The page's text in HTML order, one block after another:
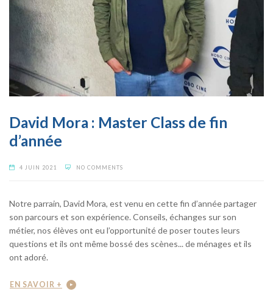
David Mora : Master Class de fin
d’année
4 JUIN 2021 NO COMMENTS
Notre parrain, David Mora, est venu en cette fin d’année partager
son parcours et son expérience. Conseils, échanges sur son
métier, nos élèves ont eu l’opportunité de poser toutes leurs
questions et ils ont même bossé des scènes... de ménages et ils
ont adoré.
EN SAVOIR +